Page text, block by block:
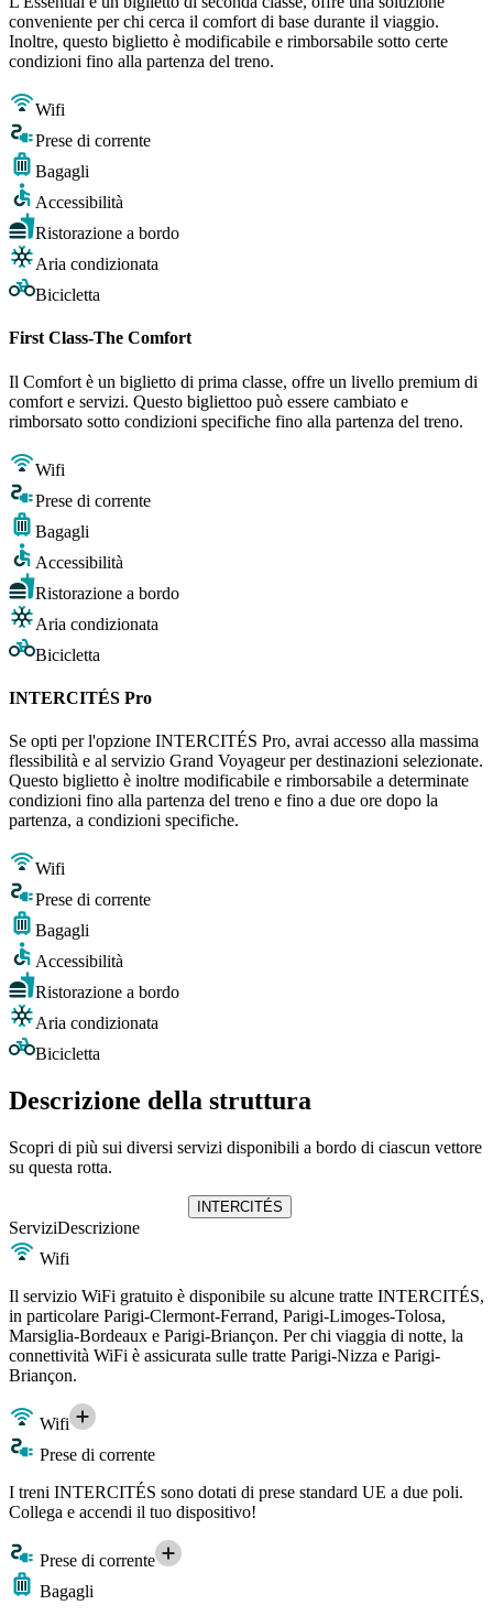
conveniente per chi cerca il comfort di base durante il viaggio.
Inoltre, questo biglietto è modificabile e rimborsabile sotto certe
condizioni fino alla partenza del treno.
Wifi
Prese di corrente
Bagagli
Accessibilità
Ristorazione a bordo
Aria condizionata
Bicicletta
First Class-The Comfort
Il Comfort è un biglietto di prima classe, offre un livello premium di
comfort e servizi. Questo bigliettoo può essere cambiato e
rimborsato sotto condizioni specifiche fino alla partenza del treno.
Wifi
Prese di corrente
Bagagli
Accessibilità
Ristorazione a bordo
Aria condizionata
Bicicletta
INTERCITÉS Pro
Se opti per l'opzione INTERCITÉS Pro, avrai accesso alla massima
flessibilità e al servizio Grand Voyageur per destinazioni selezionate.
Questo biglietto è inoltre modificabile e rimborsabile a determinate
condizioni fino alla partenza del treno e fino a due ore dopo la
partenza, a condizioni specifiche.
Wifi
Prese di corrente
Bagagli
Accessibilità
Ristorazione a bordo
Aria condizionata
Bicicletta
Descrizione della struttura
Scopri di più sui diversi servizi disponibili a bordo di ciascun vettore
su questa rotta.
INTERCITÉS
ServiziDescrizione
Wifi
Il servizio WiFi gratuito è disponibile su alcune tratte INTERCITÉS,
in particolare Parigi-Clermont-Ferrand, Parigi-Limoges-Tolosa,
Marsiglia-Bordeaux e Parigi-Briançon. Per chi viaggia di notte, la
connettività WiFi è assicurata sulle tratte Parigi-Nizza e Parigi-
Briançon.
Wifi
Prese di corrente
I treni INTERCITÉS sono dotati di prese standard UE a due poli.
Collega e accendi il tuo dispositivo!
Prese di corrente
Bagagli